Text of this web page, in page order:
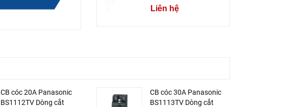
Liên hệ
CB cóc 20A Panasonic
BS1112TV Dòng cắt
CB cóc 30A Panasonic
BS1113TV Dòng cắt